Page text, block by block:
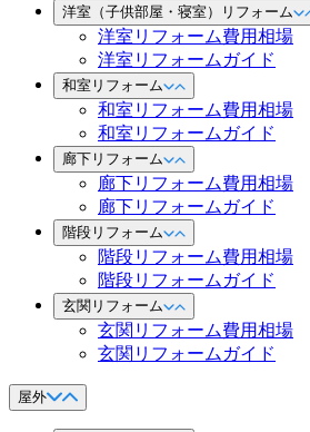
洋室（子供部屋・寝室）リフォーム
洋室リフォーム費用相場
洋室リフォームガイド
和室リフォーム
和室リフォーム費用相場
和室リフォームガイド
廊下リフォーム
廊下リフォーム費用相場
廊下リフォームガイド
階段リフォーム
階段リフォーム費用相場
階段リフォームガイド
玄関リフォーム
玄関リフォーム費用相場
玄関リフォームガイド
屋外